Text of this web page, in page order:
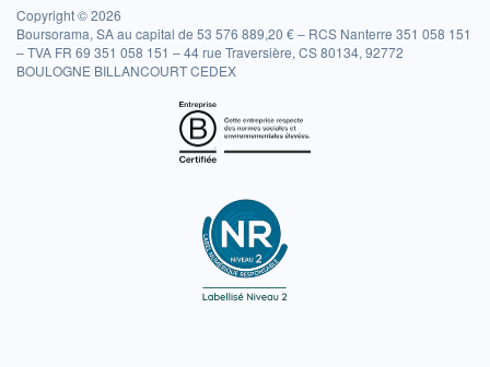
Copyright © 2026
Boursorama, SA au capital de 53 576 889,20 € – RCS Nanterre 351 058 151
– TVA FR 69 351 058 151 – 44 rue Traversière, CS 80134, 92772
BOULOGNE BILLANCOURT CEDEX